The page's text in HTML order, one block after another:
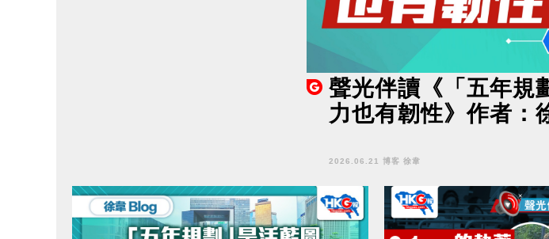
聲光伴讀《「五年規
力也有韌性》作者：
2026.06.21 博客 徐韋